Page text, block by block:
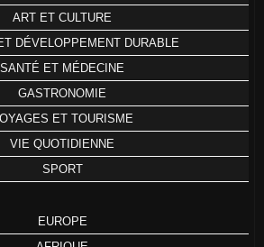
ART ET CULTURE
DÉVELOPPEMENT DURABLE
SANTÉ ET MÉDECINE
GASTRONOMIE
ET TOURISME
VIE QUOTIDIENNE
SPORT
EUROPE